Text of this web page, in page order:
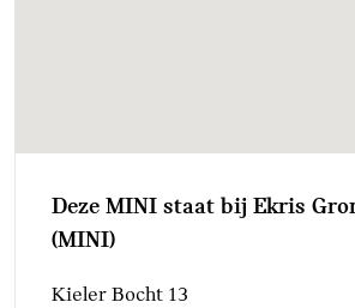
Deze MINI staat bij Ekris
(MINI)
Kieler Bocht 13